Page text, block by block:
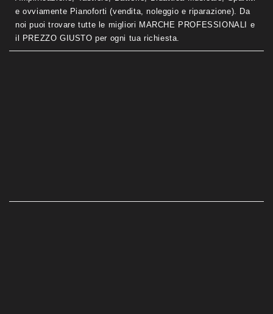
e ovviamente Pianoforti (vendita, noleggio e riparazione). Da
noi puoi trovare tutte le migliori MARCHE PROFESSIONALI e
il PREZZO GIUSTO per ogni tua richiesta.